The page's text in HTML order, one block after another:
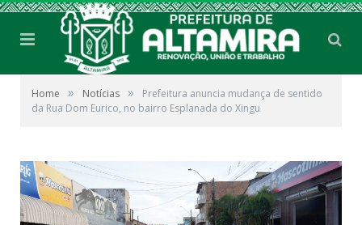
Home » Notícias »
Prefeitura anuncia mudança de sentido
da Rua Dom Eurico, no bairro Esplanada do Xingu